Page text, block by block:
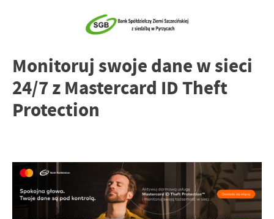
Monitoruj swoje dane w sieci
24/7 z Mastercard ID Theft
Protection